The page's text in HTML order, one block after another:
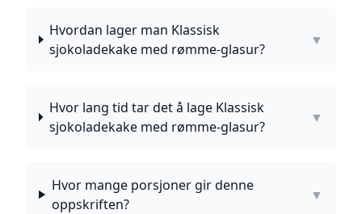
Hvordan lager man Klassisk
sjokoladekake med rømme-glasur?
▼
Hvor lang tid tar det å lage Klassisk
sjokoladekake med rømme-glasur?
▼
Hvor mange porsjoner gir denne
oppskriften?
▼